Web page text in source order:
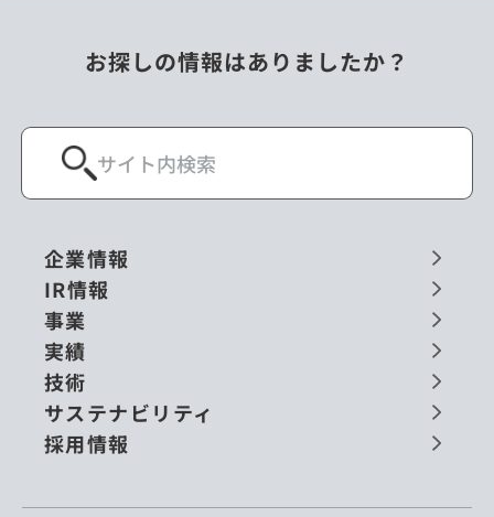
お探しの情報はありましたか？
企業情報
IR情報
事業
実績
技術
サステナビリティ
採用情報